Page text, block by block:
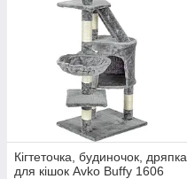
Кігтеточка, будиночок, дряпка
для кішок Avko Buffy 1606